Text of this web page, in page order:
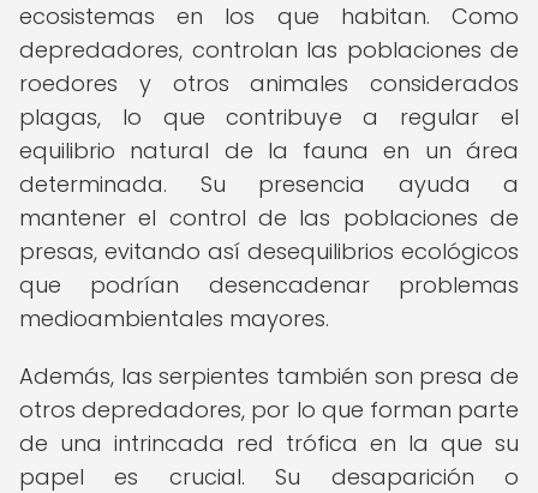
ecosistemas en los que habitan. Como
depredadores, controlan las poblaciones de
roedores y otros animales considerados
plagas, lo que contribuye a regular el
equilibrio natural de la fauna en un área
determinada. Su presencia ayuda a
mantener el control de las poblaciones de
presas, evitando así desequilibrios ecológicos
que podrían desencadenar problemas
medioambientales mayores.
Además, las serpientes también son presa de
otros depredadores, por lo que forman parte
de una intrincada red trófica en la que su
papel es crucial. Su desaparición o